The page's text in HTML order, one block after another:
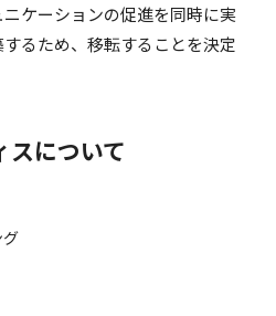
ケーションの促進を同時に実
るため、移転することを決定
スについて